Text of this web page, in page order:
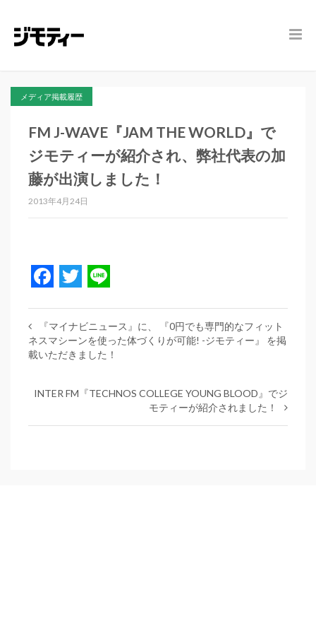
メディア掲載履歴
FM J-WAVE『JAM THE WORLD』で
ジモティーが紹介され、弊社代表の加
藤が出演しました！
2013年4月24日
Facebook
Twitter
『マイナビニュース』に、 『0円でも専門的なフィット
ネスマシーンを使った体づくりが可能! -ジモティー』 を掲
載いただきました！
INTER FM『TECHNOS COLLEGE YOUNG BLOOD』でジ
モティーが紹介されました！